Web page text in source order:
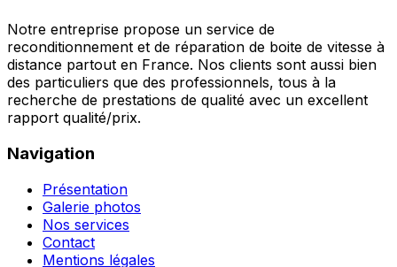
Notre entreprise propose un service de
reconditionnement et de réparation de boite de vitesse à
distance partout en France. Nos clients sont aussi bien
des particuliers que des professionnels, tous à la
recherche de prestations de qualité avec un excellent
rapport qualité/prix.
Navigation
Présentation
Galerie photos
Nos services
Contact
Mentions légales